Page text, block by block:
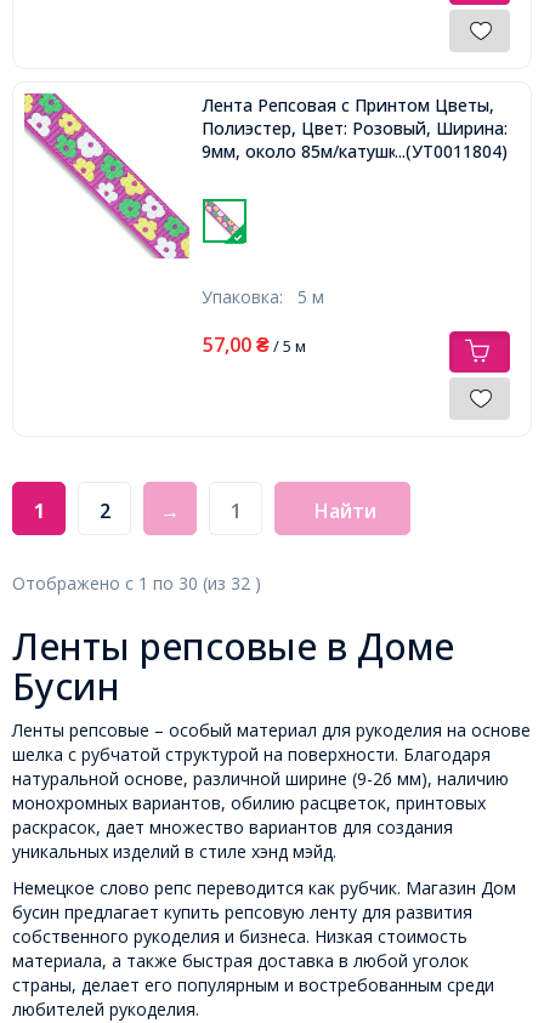
Лента Репсовая с Принтом Цветы,
Полиэстер, Цвет: Розовый, Ширина:
9мм, около 85м/катушка,...(УТ0011804)
Упаковка: 5 м
57,00 ₴/ 5 м
1 2 → Найти
Отображено с 1 по 30 (из 32 )
Ленты репсовые в Доме
Бусин
Ленты репсовые – особый материал для рукоделия на основе
шелка с рубчатой структурой на поверхности. Благодаря
натуральной основе, различной ширине (9-26 мм), наличию
монохромных вариантов, обилию расцветок, принтовых
раскрасок, дает множество вариантов для создания
уникальных изделий в стиле хэнд мэйд.
Немецкое слово репс переводится как рубчик. Магазин Дом
бусин предлагает купить репсовую ленту для развития
собственного рукоделия и бизнеса. Низкая стоимость
материала, а также быстрая доставка в любой уголок
страны, делает его популярным и востребованным среди
любителей рукоделия.